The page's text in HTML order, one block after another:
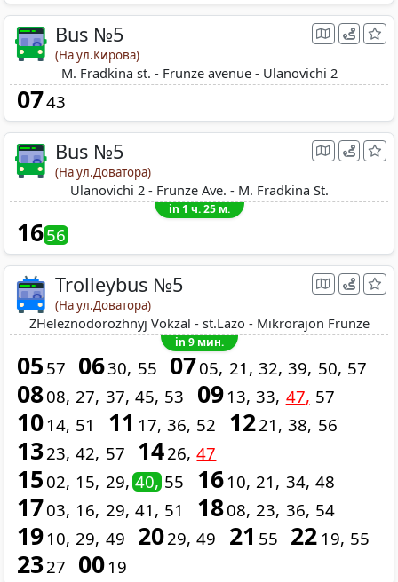
Bus №5
(На ул.Кирова)
M. Fradkina st. - Frunze avenue - Ulanovichi 2
0743
Bus №5
(На ул.Доватора)
Ulanovichi 2 - Frunze Ave. - M. Fradkina St.
in 1 ч. 25 м.
1656
Trolleybus №5
(На ул.Доватора)
ZHeleznodorozhnyj Vokzal - st.Lazo - Mikrorajon Frunze
in 9 мин.
05 57 0630 55 0705 21 32 39 50 57
0808 27 37 45 53 09 13 33 47 57
10 14 51 11 17 36 52 1221 38 56
1323 42 57 1426 47
15 02 15 29 40 55 16 10 21 34 48
1703 16 29 41 51 1808 23 36 54
19 10 29 49 2029 49 21 55 22 19 55
2327 00 19